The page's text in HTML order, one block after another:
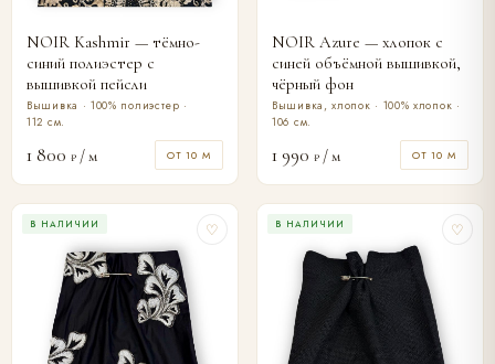
NOIR Kashmir — тёмно-
синий полиэстер с
вышивкой пейсли
Вышивка · 100% полиэстер ·
112 см.
1 800 ₽ / м ОТ 10 М
NOIR Azure — хлопок с
синей объёмной вышивкой,
чёрный фон
Вышивка, хлопок · 100% хлопок ·
106 см.
1 990 ₽ / м ОТ 10 М
В НАЛИЧИИ ♡ В НАЛИЧИИ ♡